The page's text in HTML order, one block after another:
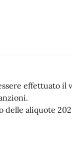
effettuato il
delle aliquote